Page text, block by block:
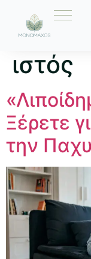
ιστός
Ξέρετε
την